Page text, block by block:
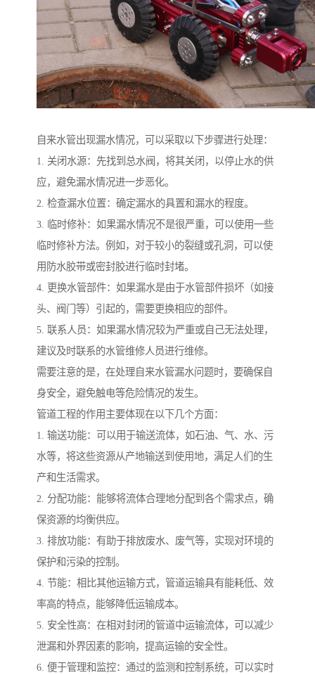
自来水管出现漏水情况，可以采取以下步骤进行处理：
1. 关闭水源：先找到总水阀，将其关闭，以停止水的供
应，避免漏水情况进一步恶化。
2. 检查漏水位置：确定漏水的具置和漏水的程度。
3. 临时修补：如果漏水情况不是很严重，可以使用一些
临时修补方法。例如，对于较小的裂缝或孔洞，可以使
用防水胶带或密封胶进行临时封堵。
4. 更换水管部件：如果漏水是由于水管部件损坏（如接
头、阀门等）引起的，需要更换相应的部件。
5. 联系人员：如果漏水情况较为严重或自己无法处理，
建议及时联系的水管维修人员进行维修。
需要注意的是，在处理自来水管漏水问题时，要确保自
身安全，避免触电等危险情况的发生。
管道工程的作用主要体现在以下几个方面：
1. 输送功能：可以用于输送流体，如石油、气、水、污
水等，将这些资源从产地输送到使用地，满足人们的生
产和生活需求。
2. 分配功能：能够将流体合理地分配到各个需求点，确
保资源的均衡供应。
3. 排放功能：有助于排放废水、废气等，实现对环境的
保护和污染的控制。
4. 节能：相比其他运输方式，管道运输具有能耗低、效
率高的特点，能够降低运输成本。
5. 安全性高：在相对封闭的管道中运输流体，可以减少
泄漏和外界因素的影响，提高运输的安全性。
6. 便于管理和监控：通过的监测和控制系统，可以实时